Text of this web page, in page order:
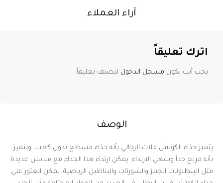
الوصف
يتميز حذاء الكوتش فلات الرجالي بأنه حذاء مسطح بدون كعب، ويتميز
بأنه مريح جداً وسهل الارتداء. يمكن ارتداء هذا الحذاء مع ملابس عديدة
مثل البنطلونات الجينز والشورتات والبناطيل الرياضية. يمكن العثور على
آراء العملاء
اترك تعليقاً
يجب أنت تكون مسجل الدخول لتضيف تعليقاً.